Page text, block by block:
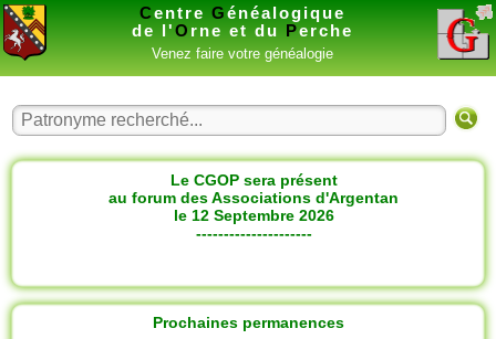
Centre Généalogique
de l'O rne et du Perche
Venez faire votre généalogie
Le CGOP sera présent
au forum des Associations d'Argentan
le 12 Septembre 2026
---------------------
Prochaines permanences